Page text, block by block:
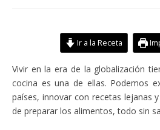
Ir a la Receta
Vivir en la era de la globalización
cocina es una de ellas. Podemos
países, innovar con recetas lejanas
de preparar los alimentos, todo sin